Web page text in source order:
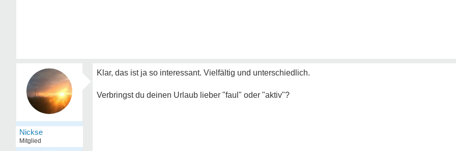
Nickse
Mitglied
Klar, das ist ja so interessant. Vielfältig und unterschiedlich.
Verbringst du deinen Urlaub lieber "faul" oder "aktiv"?